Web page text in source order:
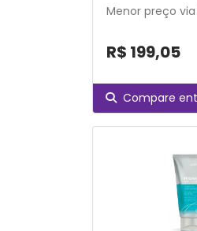
Menor preço
R$ 199,05
Compare